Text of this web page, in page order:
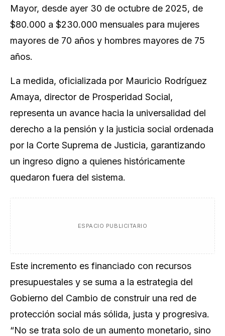
Mayor, desde ayer 30 de octubre de 2025, de
$80.000 a $230.000 mensuales para mujeres
mayores de 70 años y hombres mayores de 75
años.
La medida, oficializada por Mauricio Rodríguez
Amaya, director de Prosperidad Social,
representa un avance hacia la universalidad del
derecho a la pensión y la justicia social ordenada
por la Corte Suprema de Justicia, garantizando
un ingreso digno a quienes históricamente
quedaron fuera del sistema.
ESPACIO PUBLICITARIO
Este incremento es financiado con recursos
presupuestales y se suma a la estrategia del
Gobierno del Cambio de construir una red de
protección social más sólida, justa y progresiva.
“No se trata solo de un aumento monetario, sino